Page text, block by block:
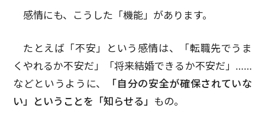
感情にも、こうした「機能」があります。
たとえば「不安」という感情は、「転職先でうま
くやれるか不安だ」「将来結婚できるか不安だ」……
などというように、
「自分の安全が確保されていな
い」ということを「知らせる」 もの。